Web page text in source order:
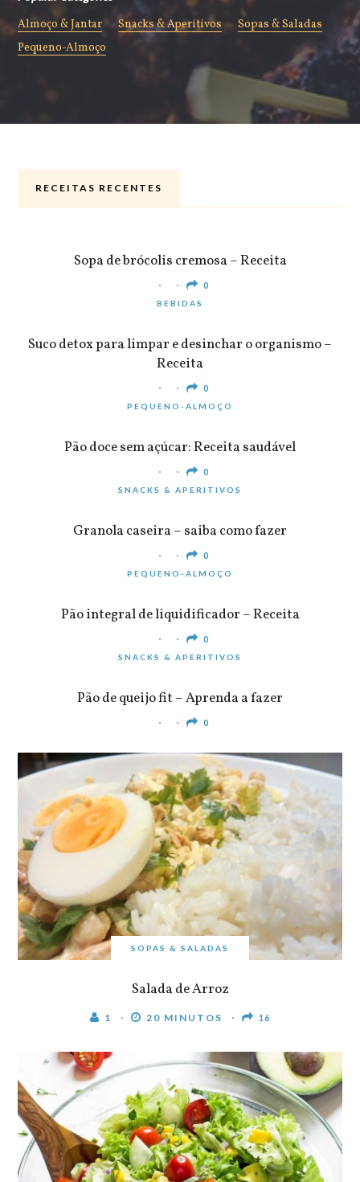
Almoço & Jantar Snacks & Aperitivos
Sopas & Saladas
Pequeno-Almoço
RECEITAS RECENTES
Sopa de brócolis cremosa – Receita
0
BEBIDAS
Suco detox para limpar e desinchar o organismo –
Receita
0
PEQUENO-ALMOÇO
Pão doce sem açúcar: Receita saudável
0
SNACKS & APERITIVOS
Granola caseira – saiba como fazer
0
PEQUENO-ALMOÇO
Pão integral de liquidificador – Receita
0
SNACKS & APERITIVOS
Pão de queijo fit – Aprenda a fazer
0
SOPAS & SALADAS
Salada de Arroz
1 20 MINUTOS 16